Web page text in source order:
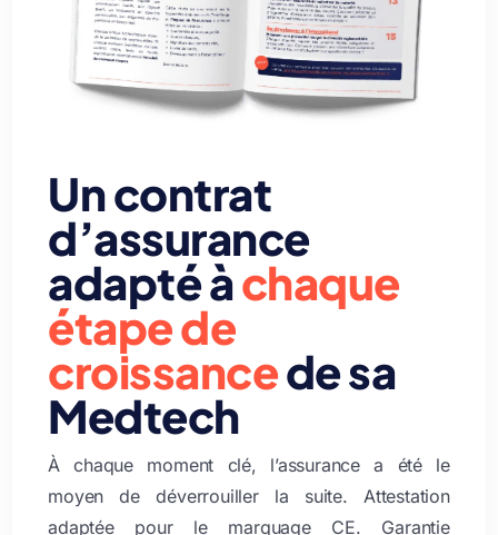
Un contrat
d’assurance
adapté àchaque
étape de
croissancede sa
Medtech
À chaque moment clé, l’assurance a été le
moyen de déverrouiller la suite. Attestation
adaptée pour le marquage CE. Garantie